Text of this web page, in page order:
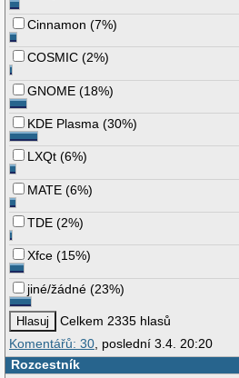
Cinnamon (7%)
COSMIC (2%)
GNOME (18%)
KDE Plasma (30%)
LXQt (6%)
MATE (6%)
TDE (2%)
Xfce (15%)
jiné/žádné (23%)
Celkem 2335 hlasů
Komentářů: 30, poslední 3.4. 20:20
Rozcestník